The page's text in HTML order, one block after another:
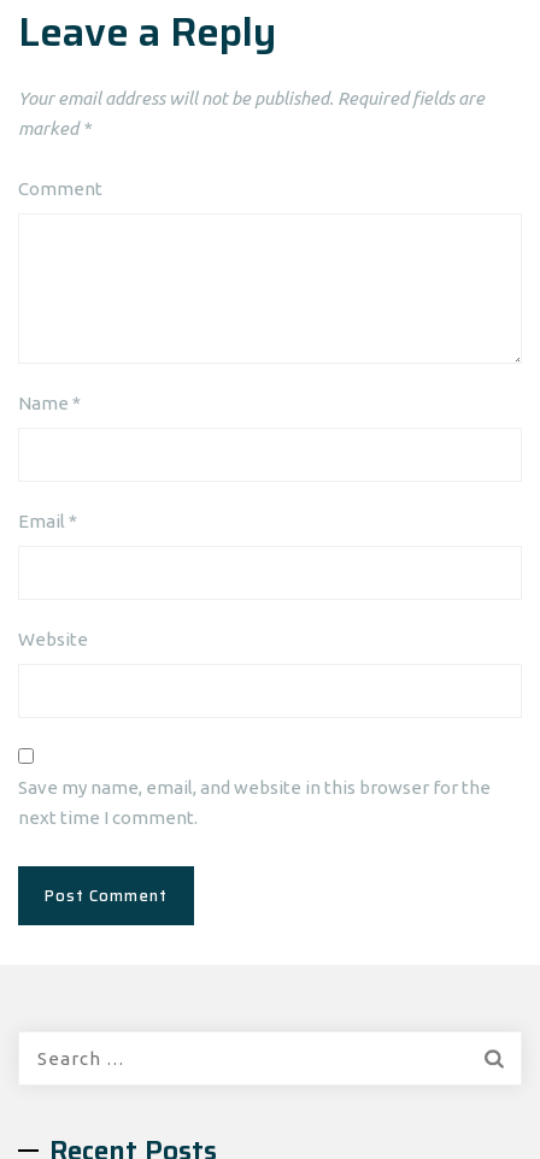
Leave a Reply
Your email address will not be published. Required fields are
marked*
Comment
Name *
Email *
Website
Save my name, email, and website in this browser for the
next time I comment.